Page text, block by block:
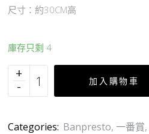
尺寸：約30CM高
庫存只剩 4
加入購物車
Categories: Banpresto, 一番賞,